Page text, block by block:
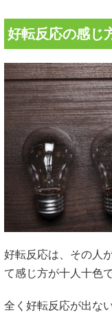
好転反応の感じ
好転反応は、その人
て感じ方が十人十色で
全く好転反応が出な